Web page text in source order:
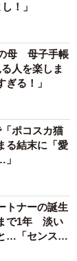
！」
母 母子手帳
人を楽しま
る！」
ポコスカ猫
る結末に「愛
トナーの誕生
で1年 淡い
…「センスす